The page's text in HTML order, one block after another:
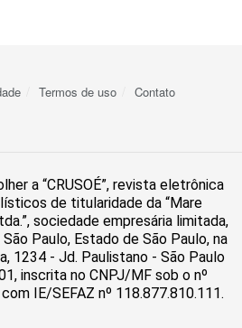
Termos de uso Contato
a “CRUSOÉ”, revista eletrônica
de titularidade da “Mare
sociedade empresária limitada,
Paulo, Estado de São Paulo, na
1234 - Jd. Paulistano - São Paulo
inscrita no CNPJ/MF sob o nº
IE/SEFAZ nº 118.877.810.111.